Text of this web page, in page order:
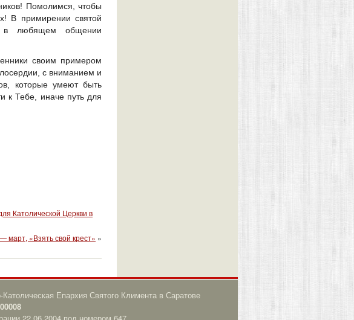
Помолимся, чтобы
В примирении святой
в любящем общении
своим примером
с вниманием и
которые умеют быть
к Тебе, иначе путь для
Католической Церкви в
«Взять свой крест» »
Епархия Святого Климента в Саратове